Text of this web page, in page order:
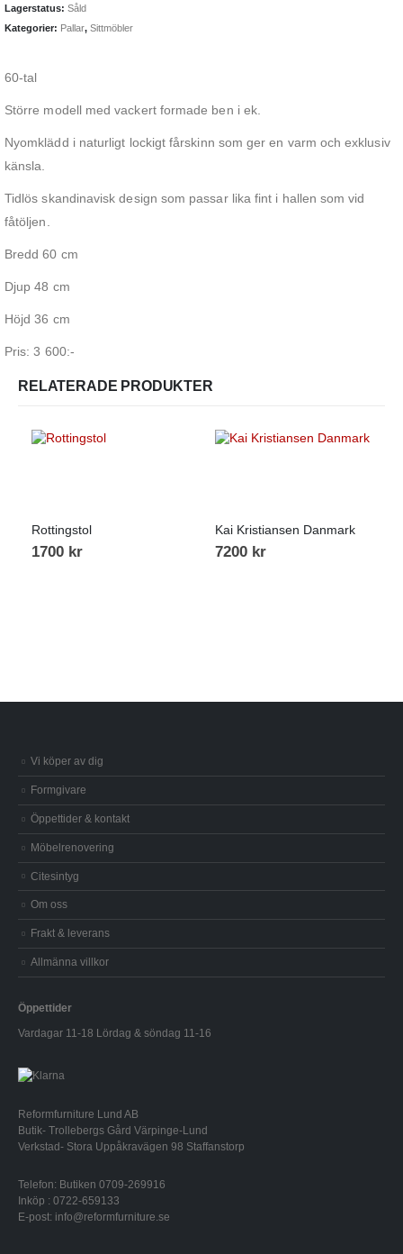
Lagerstatus: Såld
Kategorier: Pallar, Sittmöbler
60-tal
Större modell med vackert formade ben i ek.
Nyomklädd i naturligt lockigt fårskinn som ger en varm och exklusiv
känsla.
Tidlös skandinavisk design som passar lika fint i hallen som vid
fåtöljen.
Bredd 60 cm
Djup 48 cm
Höjd 36 cm
Pris: 3 600:-
RELATERADE PRODUKTER
Rottingstol
1700 kr
Kai Kristiansen Danmark
7200 kr
Vi köper av dig
Formgivare
Öppettider & kontakt
Möbelrenovering
Citesintyg
Om oss
Frakt & leverans
Allmänna villkor
Öppettider
Vardagar 11-18 Lördag & söndag 11-16
Reformfurniture Lund AB
Butik- Trollebergs Gård Värpinge-Lund
Verkstad- Stora Uppåkravägen 98 Staffanstorp
Telefon: Butiken 0709-269916
Inköp : 0722-659133
E-post: info@reformfurniture.se